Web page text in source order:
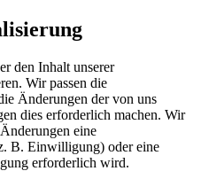
den Inhalt unserer
Wir passen die
Änderungen der von uns
dies erforderlich machen. Wir
eine
B. Einwilligung) oder eine
erforderlich wird.